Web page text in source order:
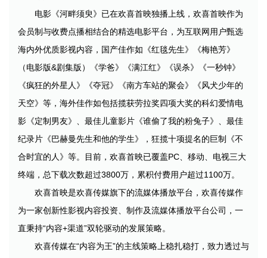
电影《河畔须臾》已在欢喜首映独播上线，欢喜首映作为
会员制与收费点播相结合的精选电影平台，为互联网用户甄选
海内外优质影视内容，国产佳作如《红毯先生》《梅艳芳》
（电影版&剧集版）《学爸》《满江红》《误杀》《一秒钟》
《疯狂的外星人》《夺冠》《南方车站的聚会》《风犬少年的
天空》等，海外佳作如包括揽获劳拉奖四项大奖的科幻爱情电
影《定制男友》、最佳儿童影片《谁偷了我的粉兔子》、最佳
纪录片《巴赫曼先生和他的学生》，狂揽十项提名的巨制《不
合时宜的人》等。目前，欢喜首映已覆盖PC、移动、电视三大
终端，总下载次数超过3800万，累积付费用户超过1100万。
欢喜首映是欢喜传媒旗下的流媒体播放平台，欢喜传媒作
为一家创新性影视内容投资、制作及流媒体播放平台公司，一
直秉持“内容+渠道”双轮驱动的发展策略。
欢喜传媒在“内容为王”的主线策略上稳扎稳打，致力透过与